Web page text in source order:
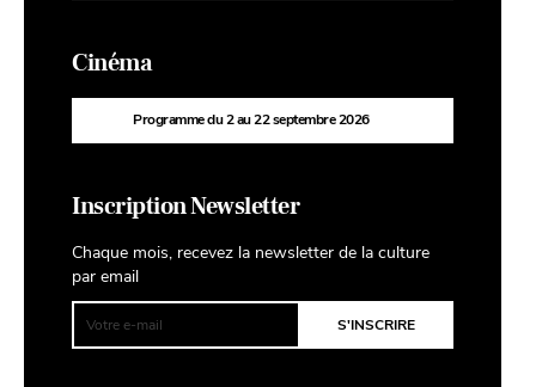
Cinéma
Programme du 2 au 22 septembre 2026
Inscription Newsletter
Chaque mois, recevez la newsletter de la culture
par email